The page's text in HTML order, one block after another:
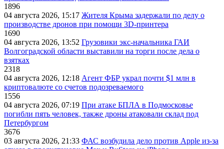
1896
04 августа 2026, 15:17 Жителя Крыма задержали по делу о
производстве дронов при помощи 3D‑принтера
1690
04 августа 2026, 13:52 Грузовики экс-начальника ГАИ
Волгоградской области выставили на торги после дела о
взятках
2318
04 августа 2026, 12:18 Агент ФБР украл почти $1 млн в
криптовалюте со счетов подозреваемого
1556
04 августа 2026, 07:19 При атаке БПЛА в Подмосковье
погибли пять человек, также дроны атаковали склад под
Петербургом
3676
03 августа 2026, 21:33 ФАС возбудила дело против Apple из-за